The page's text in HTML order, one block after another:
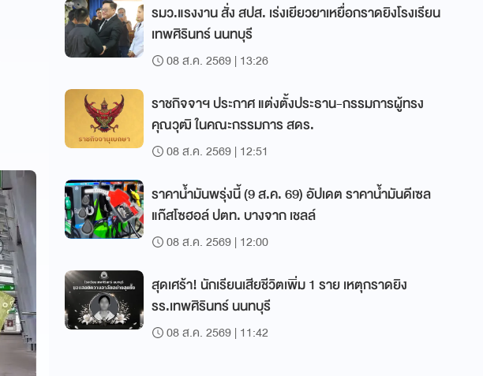
รมว.แรงงาน สั่ง สปส. เร่งเยียวยาเหยื่อกราดยิงโรงเรียน
เทพศิรินทร์ นนทบุรี
08 ส.ค. 2569 | 13:26
ราชกิจจาฯ ประกาศ แต่งตั้งประธาน-กรรมการผู้ทรง
คุณวุฒิ ในคณะกรรมการ สดร.
08 ส.ค. 2569 | 12:51
ราคาน้ำมันพรุ่งนี้ (9 ส.ค. 69) อัปเดต ราคาน้ำมันดีเซล
แก๊สโซฮอล์ ปตท. บางจาก เชลล์
08 ส.ค. 2569 | 12:00
สุดเศร้า! นักเรียนเสียชีวิตเพิ่ม 1 ราย เหตุกราดยิง
รร.เทพศิรินทร์ นนทบุรี
08 ส.ค. 2569 | 11:42